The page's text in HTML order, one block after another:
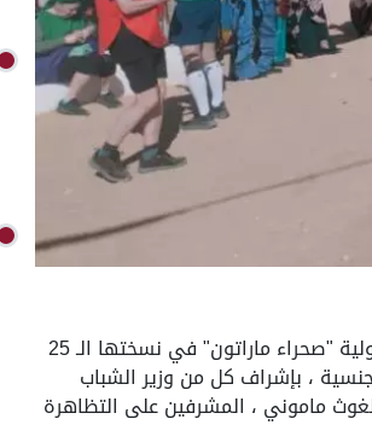
ولاية العيون ، 25 فبراير 2025 (واص) - أنطلقت اليوم الثلاثاء التظاهرة الدولية "صحراء ماراتون" في نسختها الـ 25
العيون بمشاركة أكثر من 400 عداء وطني ودولي من أكثر من 32 جنسية ، بإشراف كل من وزير الشباب
ماموني ، المشرفين على التظاهرة